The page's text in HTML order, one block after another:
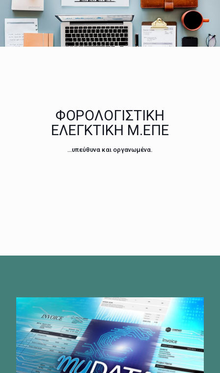
ΦΟΡΟΛΟΓΙΣΤΙΚΗ
ΕΛΕΓΚΤΙΚΗ Μ.ΕΠΕ
…υπεύθυνα και οργανωμένα.